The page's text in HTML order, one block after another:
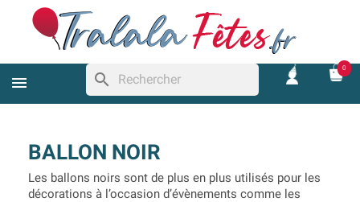
search
0
BALLON NOIR
Les ballons noirs sont de plus en plus utilisés pour les
décorations à l’occasion d’évènements comme les